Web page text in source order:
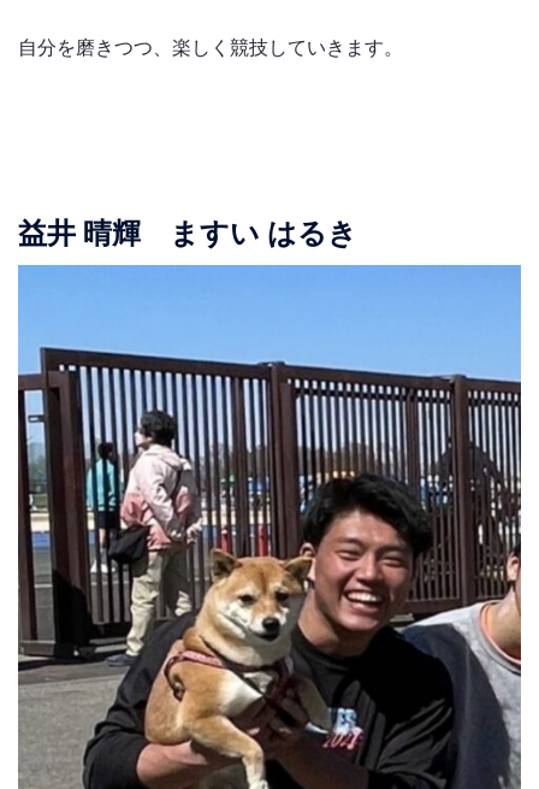
自分を磨きつつ、楽しく競技していきます。
益井 晴輝 ますい はるき